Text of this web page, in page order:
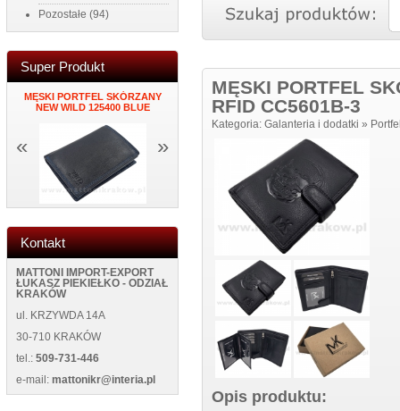
Pozostałe (94)
Super Produkt
MĘSKI PORTFEL SKÓRZANY
NEW WILD 125400 BLUE
PORTFEL DAMSKI ITALY K34
BLUE
ZEGAR
ŚCIANĘ
« »
Kontakt
MATTONI IMPORT-EXPORT
ŁUKASZ PIEKIEŁKO - ODZIAŁ
KRAKÓW
ul. KRZYWDA 14A
30-710 KRAKÓW
tel.: 509-731-446
e-mail: mattonikr@interia.pl
MĘSKI PORTFEL
RFID CC5601B-3
Kategoria: Galanteria i dodatki »
Opis produktu: